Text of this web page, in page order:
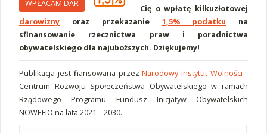
WPŁACAM DAR
Cię o wpłatę kilkuzłotowej
darowizny oraz przekazanie 1,5% podatku na
sfinansowanie rzecznictwa praw i poradnictwa
obywatelskiego dla najuboższych. Dziękujemy!
Publikacja jest finansowana przezNarodowy Instytut Wolności -
Centrum Rozwoju Społeczeństwa Obywatelskiego w ramach
Rządowego Programu Fundusz Inicjatyw Obywatelskich
NOWEFIO na lata 2021 – 2030.